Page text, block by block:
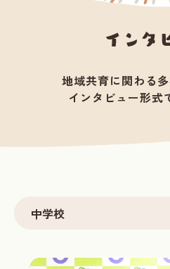
地域共育に関わる
インタビュー形式